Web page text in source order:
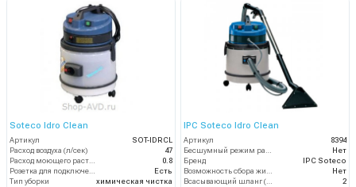
Soteco Idro Clean
Артикул
SOT-IDRCL
Расход воздуха (л/сек)
47
Расход моющего раствора (л/мин)
0.8
Розетка для подключения инструмента
Есть
Тип уборки
химическая чистка
IPC Soteco Idro Clean
Артикул
8394
Бесшумный режим работы
Нет
Бренд
IPC Soteco
Возможность сбора жидкой грязи
Нет
Всасывающий шланг (м)
2